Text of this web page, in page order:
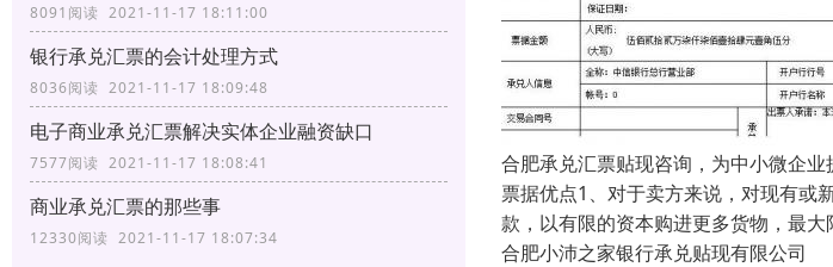
8091阅读 2021-11-17 18:11:00
银行承兑汇票的会计处理方式
8036阅读 2021-11-17 18:09:48
电子商业承兑汇票解决实体企业融资缺口
7577阅读 2021-11-17 18:08:41
商业承兑汇票的那些事
12330阅读 2021-11-17 18:07:34
合肥承兑汇票贴现咨询，为中小微企业
票据优点1、对于卖方来说，对现有或
款，以有限的资本购进更多货物，最
合肥小沛之家银行承兑贴现有限公司